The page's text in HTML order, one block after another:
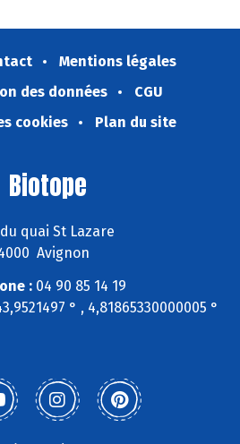
Mentions légales
des données
CGU
cookies
Plan du site
Biotope
quai St Lazare
Avignon
: 04 90 85 14 19
° , 4,81865330000005 °